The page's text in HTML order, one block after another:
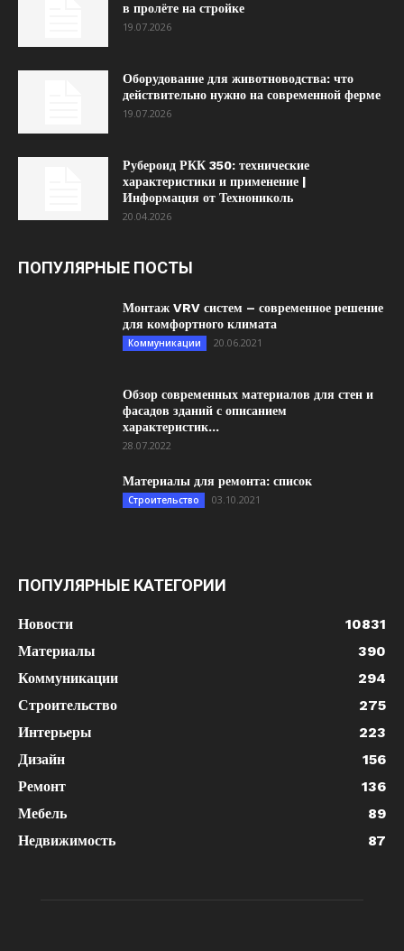
в пролёте на стройке
19.07.2026
Оборудование для животноводства: что
действительно нужно на современной ферме
19.07.2026
Рубероид РКК 350: технические
характеристики и применение |
Информация от Технониколь
20.04.2026
ПОПУЛЯРНЫЕ ПОСТЫ
Монтаж VRV систем – современное решение
для комфортного климата
Коммуникации 20.06.2021
Обзор современных материалов для стен и
фасадов зданий с описанием
характеристик...
28.07.2022
Материалы для ремонта: список
Строительство 03.10.2021
ПОПУЛЯРНЫЕ КАТЕГОРИИ
Новости
10831
Материалы
390
Коммуникации
294
Строительство
275
Интерьеры
223
Дизайн
156
Ремонт
136
Мебель
89
Недвижимость
87